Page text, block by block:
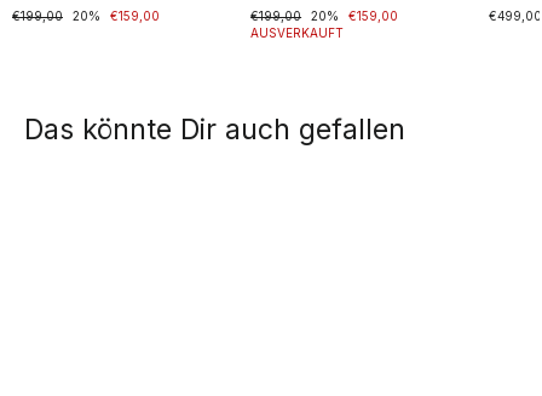
Normaler
€199,00
Sonderpreis20% €159,00
Normaler
Preis
€199,00
Sonderpreis20%
€159,00
AUSVERKAUFT
€499,00
Das könnte Dir auch gefallen